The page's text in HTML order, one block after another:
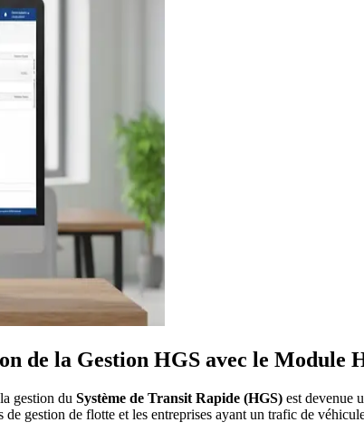
de la Gestion HGS avec le Module
gestion du Système de Transit Rapide (HGS) est devenue
gestion de flotte et les entreprises ayant un trafic de